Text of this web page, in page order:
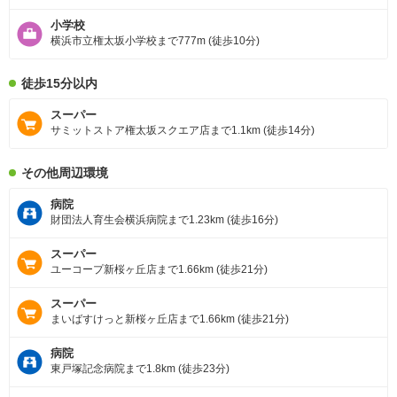
小学校
横浜市立権太坂小学校まで777m (徒歩10分)
徒歩15分以内
スーパー
サミットストア権太坂スクエア店まで1.1km (徒歩14分)
その他周辺環境
病院
財団法人育生会横浜病院まで1.23km (徒歩16分)
スーパー
ユーコープ新桜ヶ丘店まで1.66km (徒歩21分)
スーパー
まいばすけっと新桜ヶ丘店まで1.66km (徒歩21分)
病院
東戸塚記念病院まで1.8km (徒歩23分)